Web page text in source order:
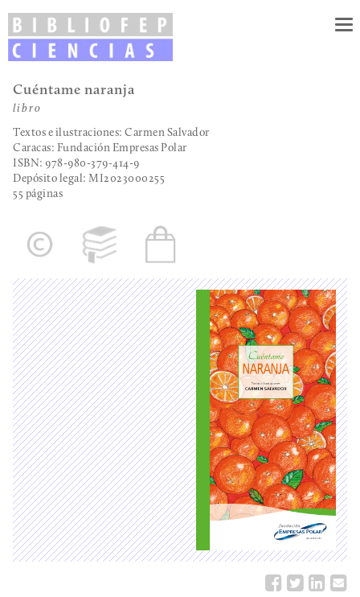
Cuéntame naranja
libro
Textos e ilustraciones: Carmen Salvador
Caracas: Fundación Empresas Polar
ISBN: 978-980-379-414-9
Depósito legal: MI2023000255
55 páginas